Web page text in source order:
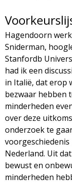
e
Hagendoorn
Sniderman,
Stanfordb
had ik een
in Italië, dat erop
bezwaar hebben
minderheden
over deze
onderzoek te
Nederland. Uit
bewust en
minderheden